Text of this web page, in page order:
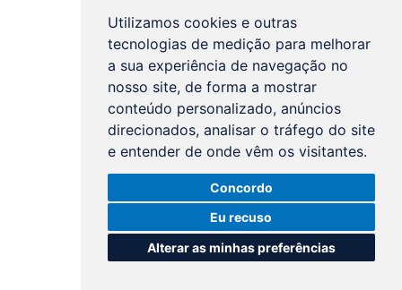
Utilizamos cookies e outras
tecnologias de medição para melhorar
a sua experiência de navegação no
nosso site, de forma a mostrar
conteúdo personalizado, anúncios
direcionados, analisar o tráfego do site
e entender de onde vêm os visitantes.
Concordo
Eu recuso
Alterar as minhas preferências